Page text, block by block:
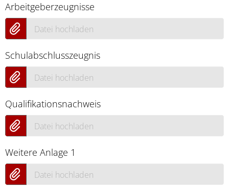
Arbeitgeberzeugnisse
Datei hochladen
Schulabschlusszeugnis
Datei hochladen
Qualifikationsnachweis
Datei hochladen
Weitere Anlage 1
Datei hochladen